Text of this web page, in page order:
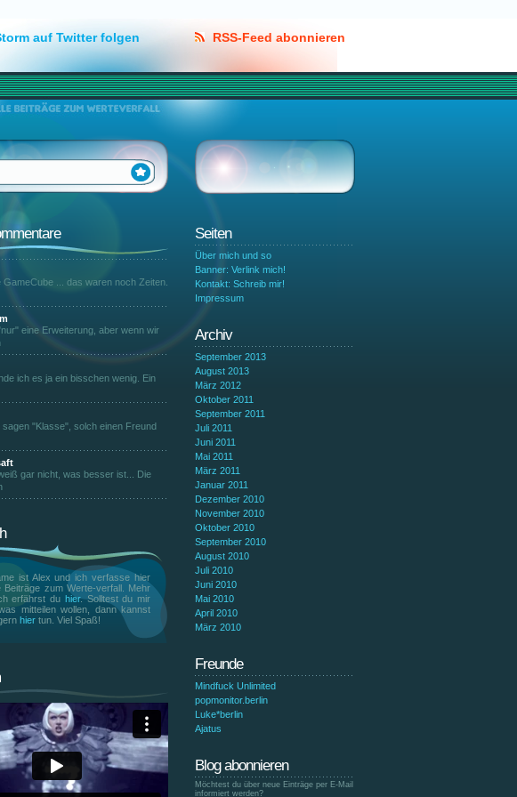
RSS-Feed abonnieren
auf Twitter folgen
GameCube ... das waren noch Zeiten.
eine Erweiterung, aber wenn wir
ich es ja ein bisschen wenig. Ein
sagen "Klasse", solch einen Freund
gar nicht, was besser ist... Die
ist Alex und ich verfasse hier
Beiträge zum Werte-verfall. Mehr
erfährst du hier. Solltest du mir
mitteilen wollen, dann kannst
hier tun. Viel Spaß!
Seiten
Über mich und so
Banner: Verlink mich!
Kontakt: Schreib mir!
Impressum
Archiv
September 2013
August 2013
März 2012
Oktober 2011
September 2011
Juli 2011
Juni 2011
Mai 2011
März 2011
Januar 2011
Dezember 2010
November 2010
Oktober 2010
September 2010
August 2010
Juli 2010
Juni 2010
Mai 2010
April 2010
März 2010
Freunde
Mindfuck Unlimited
popmonitor.berlin
Luke*berlin
Ajatus
Blog abonnieren
Möchtest du über neue Einträge per E-Mail
informiert werden?